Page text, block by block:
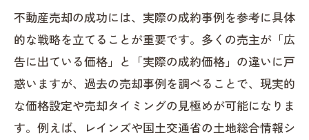
成約事例から分かる売却成功の秘訣
成約事例に学ぶ不動産売却の成功条件と
は
不動産売却成約事例が示す価格決定の根
拠
不動産売却でよくあるトラブル回避の実
不動産売却の成功には、実際の成約事例を参考に具体
的な戦略を立てることが重要です。多くの売主が「広
告に出ている価格」と「実際の成約価格」の違いに戸
惑いますが、過去の売却事例を調べることで、現実的
な価格設定や売却タイミングの見極めが可能になりま
す。例えば、レインズや国土交通省の土地総合情報シ